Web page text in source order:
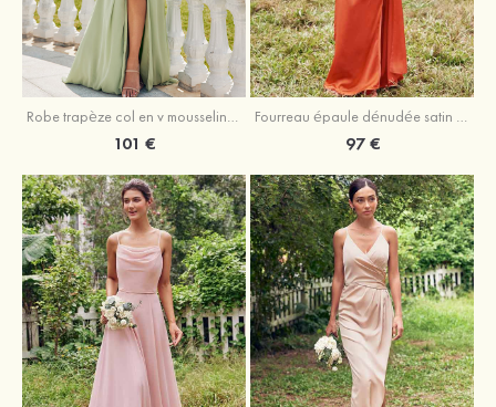
Robe trapèze col en v mousseline ras du sol robe de demoiselle d'honneur
101 €
Fourreau épaule dénudée satin extensible ras du sol robe de demoiselle d'honneur
97 €